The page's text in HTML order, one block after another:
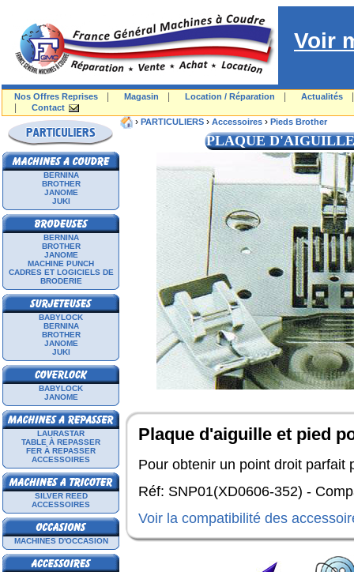
Voir
Nos Offres Reprises Magasin Location / Réparation Actualités
Contact
BERNINA
BROTHER
JANOME
JUKI
BERNINA
BROTHER
JANOME
MACHINE PUNCH
CADRES ET LOGICIELS DE
BRODERIE
BABYLOCK
BERNINA
BROTHER
JANOME
JUKI
BABYLOCK
JANOME
LAURASTAR
TABLE À REPASSER
FER À REPASSER
ACCESSOIRES
SILVER REED
ACCESSOIRES
MACHINES D'OCCASION
› PARTICULIERS › Accessoires › Pieds Brother
PLAQUE
Plaque d'aiguille et pied
Pour obtenir un point droit parfait
Réf: SNP01(XD0606-352) -
Voir la compatibilité des